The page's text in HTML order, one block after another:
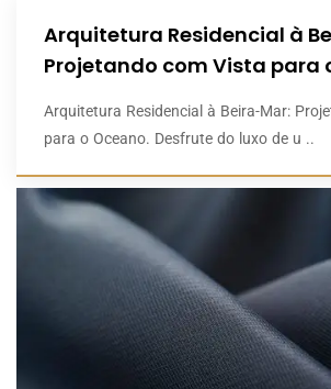
Arquitetura Residencial à
Projetando com Vista para
Arquitetura Residencial à Beira-Mar:
para o Oceano. Desfrute do luxo de u ..